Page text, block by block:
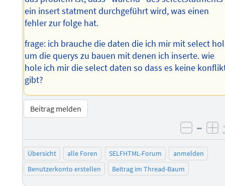
ein insert statment durchgeführt wird, was einen
fehler zur folge hat.
frage: ich brauche die daten die ich mir mit select
um die querys zu bauen mit denen ich inserte. wie
hole ich mir die select daten so dass es keine
gibt?
Beitrag melden
–
Übersicht alle Foren SELFHTML-Forum
anmelden
Benutzerkonto erstellen
Beitrag im Thread-Baum